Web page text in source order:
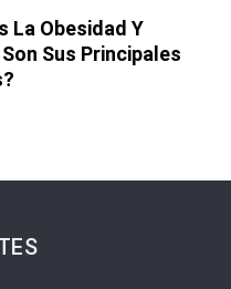
La Obesidad Y
Sus Principales